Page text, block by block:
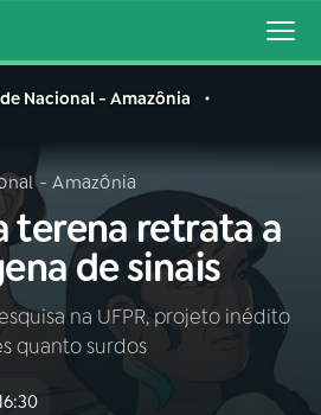
Buscar
AO VIVO
Nacional - Amazônia
- Amazônia
terena retrata a
de sinais
na UFPR, projeto inédito
quanto surdos